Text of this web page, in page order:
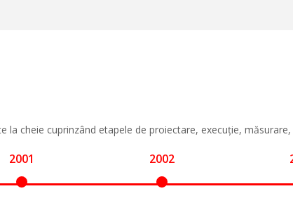
cheie cuprinzând etapele de proiectare, execuție,
2001 2002